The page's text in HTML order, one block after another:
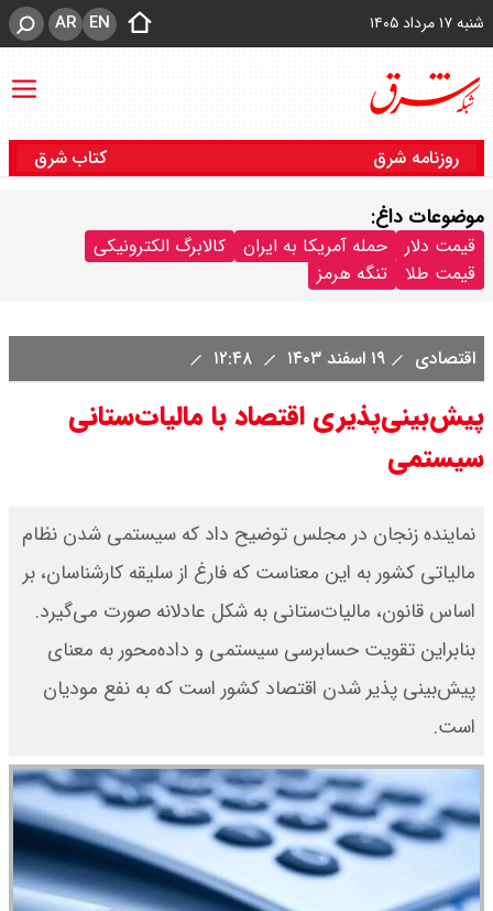
شنبه ۱۷ مرداد ۱۴۰۵ EN
AR
روزنامه شرق کتاب شرق
موضوعات داغ:
قیمت دلار حمله آمریکا به ایران
کالابرگ الکترونیکی
قیمت طلا
تنگه هرمز
اقتصادی ۱۹ اسفند ۱۴۰۳
پیش‌بینی‌پذیری اقتصاد با مالیات‌ستانی
سیستمی
نماینده زنجان در مجلس توضیح داد که سیستمی شدن نظام
مالیاتی کشور به این معناست که فارغ از سلیقه کارشناسان، بر
اساس قانون، مالیات‌ستانی به شکل عادلانه صورت می‌گیرد.
بنابراین تقویت حسابرسی سیستمی و داده‌محور به معنای
پیش‌بینی پذیر شدن اقتصاد کشور است که به نفع مودیان
است.